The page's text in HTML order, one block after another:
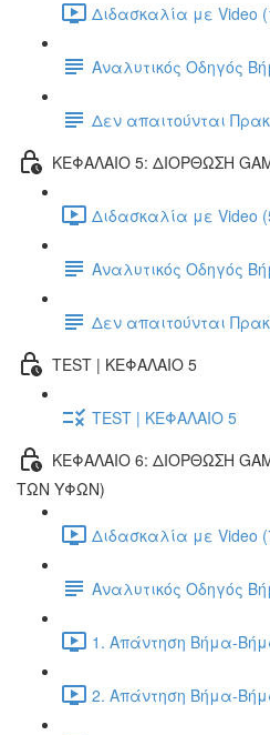
Διδασκαλία με Video
Αναλυτικός Οδηγός
Δεν απαιτούνται
ΚΕΦΑΛΑΙΟ 5: ΔΙΟΡΘΩΣΗ
Διδασκαλία με Video
Αναλυτικός Οδηγός
Δεν απαιτούνται
TEST | ΚΕΦΑΛΑΙΟ 5
TEST | ΚΕΦΑΛΑΙΟ 5
ΚΕΦΑΛΑΙΟ 6: ΔΙΟΡΘΩΣΗ
ΤΩΝ ΥΦΩΝ)
Διδασκαλία με Video
Αναλυτικός Οδηγός
1. Απάντηση Βήμα-
2. Απάντηση Βήμα-